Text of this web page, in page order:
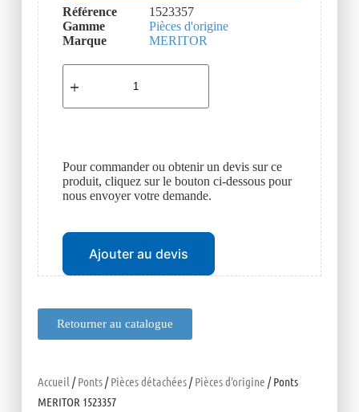
Retourner au catalogue
Accueil /Ponts/Pièces détachées/Pièces d'origine / Ponts
MERITOR 1523357
Référence
1523357
Gamme
Pièces d'origine
Marque
MERITOR
Pour commander ou obtenir un devis sur ce
produit, cliquez sur le bouton ci-dessous pour
nous envoyer votre demande.
Ajouter au devis